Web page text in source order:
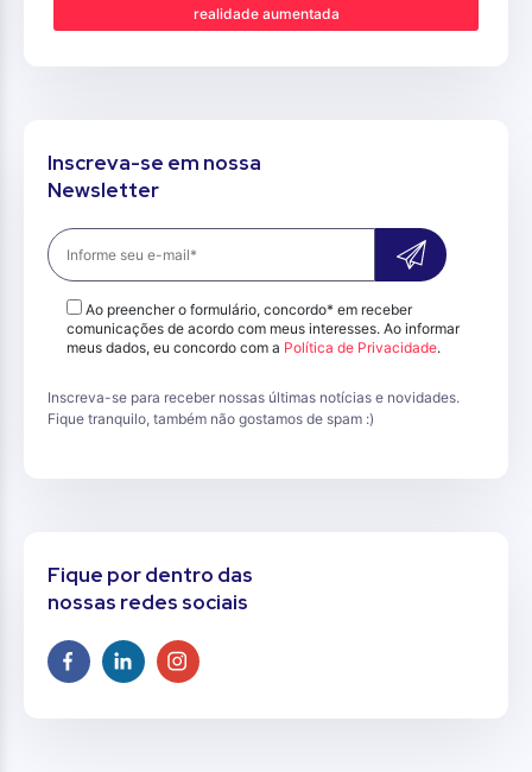
realidade aumentada
Inscreva-se em nossa
Newsletter
Ao preencher o formulário, concordo* em receber
comunicações de acordo com meus interesses. Ao informar
meus dados, eu concordo com a Política de Privacidade.
Inscreva-se para receber nossas últimas notícias e novidades.
Fique tranquilo, também não gostamos de spam :)
Fique por dentro das
nossas redes sociais